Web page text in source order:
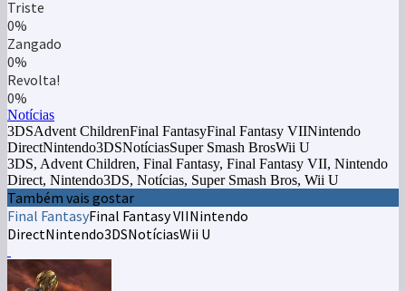
Triste
0%
Zangado
0%
Revolta!
0%
Notícias
3DSAdvent ChildrenFinal FantasyFinal Fantasy VIINintendo
DirectNintendo3DSNotíciasSuper Smash BrosWii U
3DS, Advent Children, Final Fantasy, Final Fantasy VII, Nintendo
Direct, Nintendo3DS, Notícias, Super Smash Bros, Wii U
Também vais gostar
Final FantasyFinal Fantasy VIINintendo
DirectNintendo3DSNotíciasWii U